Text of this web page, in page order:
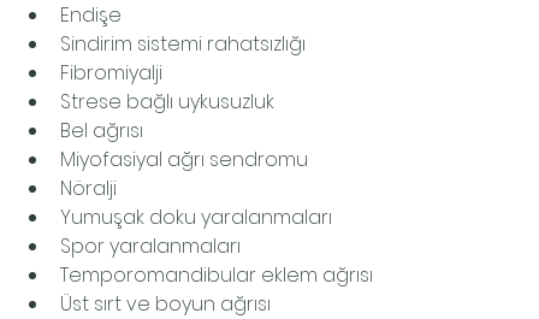
Endişe
Sindirim sistemi rahatsızlığı
Fibromiyalji
Strese bağlı uykusuzluk
Bel ağrısı
Miyofasiyal ağrı sendromu
Nöralji
Yumuşak doku yaralanmaları
Spor yaralanmaları
Temporomandibular eklem ağrısı
Üst sırt ve boyun ağrısı